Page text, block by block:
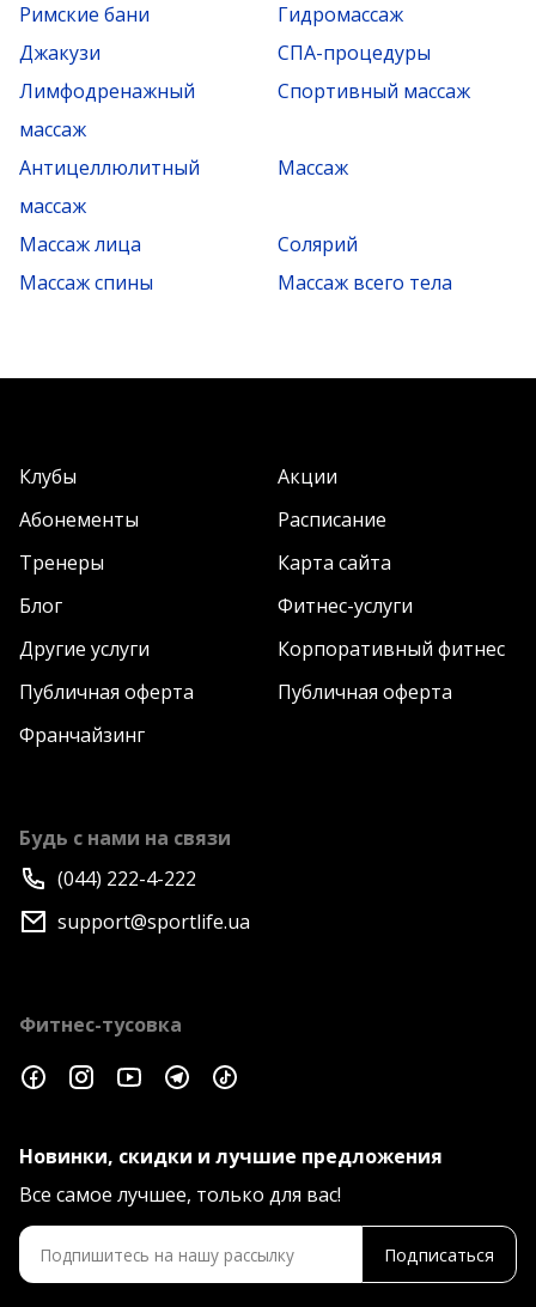
Римские бани
Гидромассаж
Джакузи
СПА-процедуры
Лимфодренажный
массаж
Спортивный массаж
Антицеллюлитный
массаж
Массаж
Массаж лица
Солярий
Массаж спины
Массаж всего тела
Клубы
Акции
Абонементы
Расписание
Тренеры
Карта сайта
Блог
Фитнес-услуги
Другие услуги
Корпоративный фитнес
Публичная оферта
Публичная оферта
Франчайзинг
Будь с нами на связи
(044) 222-4-222
support@sportlife.ua
Фитнес-тусовка
Новинки, скидки и лучшие предложения
Все самое лучшее, только для вас!
Подписаться